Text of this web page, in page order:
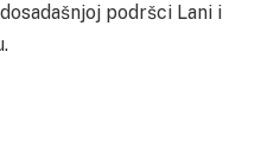
podršci Lani i